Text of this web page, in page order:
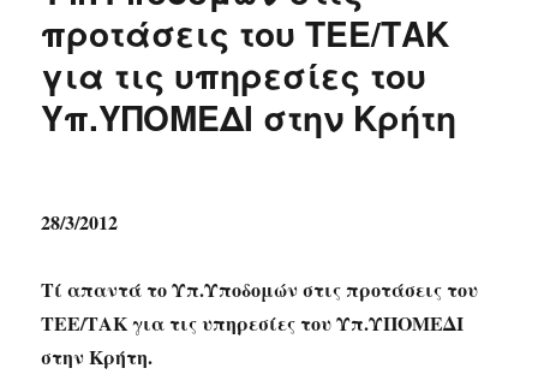
προτάσεις του ΤΕΕ/ΤΑΚ
για τις υπηρεσίες του
Υπ.ΥΠΟΜΕΔΙ στην Κρήτη
28/3/2012
Τί απαντά το Υπ.Υποδομών στις προτάσεις του
ΤΕΕ/ΤΑΚ για τις υπηρεσίες του Υπ.ΥΠΟΜΕΔΙ
στην Κρήτη.